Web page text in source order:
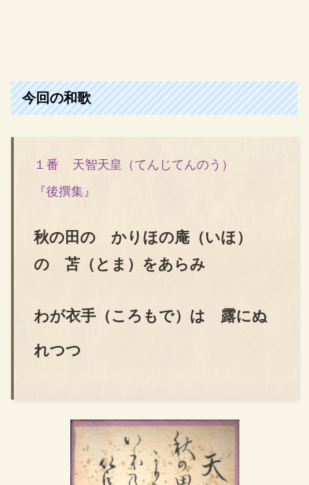
今回の和歌
１番
天智天皇（てんじてんのう）
『後撰集』
秋の田の かりほの庵（いほ）
の 苫（とま）をあらみ
わが衣手（ころもで）は 露にぬ
れつつ